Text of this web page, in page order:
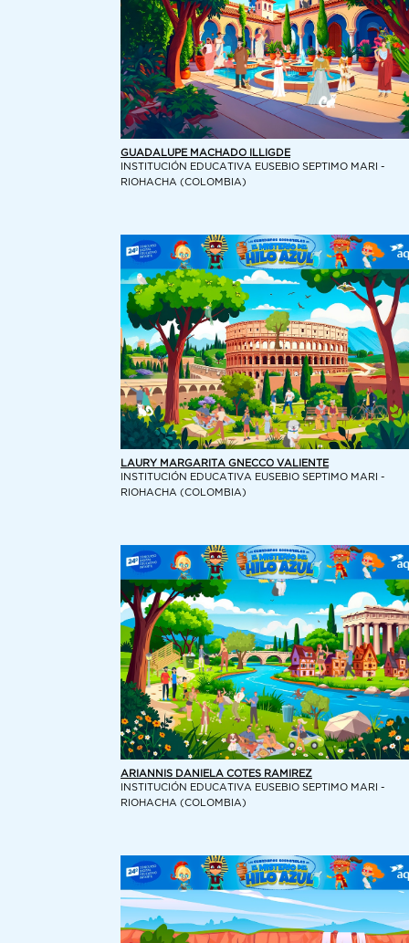
GUADALUPE MACHADO ILLIGDE
INSTITUCIÓN EDUCATIVA EUSEBIO SEPTIMO MARI -
RIOHACHA (COLOMBIA)
LAURY MARGARITA GNECCO VALIENTE
INSTITUCIÓN EDUCATIVA EUSEBIO SEPTIMO MARI -
RIOHACHA (COLOMBIA)
ARIANNIS DANIELA COTES RAMIREZ
INSTITUCIÓN EDUCATIVA EUSEBIO SEPTIMO MARI -
RIOHACHA (COLOMBIA)